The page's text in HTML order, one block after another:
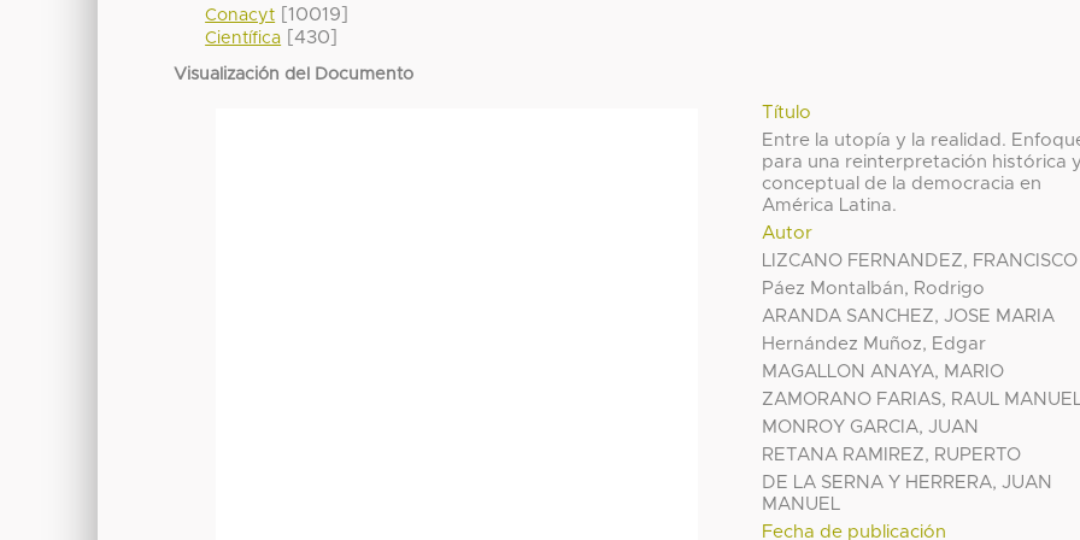
Conacyt [10019]
Científica [430]
Visualización del Documento
Título
Entre la utopía y la realidad.
para una reinterpretación histórica y
conceptual de la democracia en
América Latina.
Autor
LIZCANO FERNANDEZ, FRANCISCO
Páez Montalbán, Rodrigo
ARANDA SANCHEZ, JOSE MARIA
Hernández Muñoz, Edgar
MAGALLON ANAYA, MARIO
ZAMORANO FARIAS, RAUL MANUEL
MONROY GARCIA, JUAN
RETANA RAMIREZ, RUPERTO
DE LA SERNA Y HERRERA, JUAN
MANUEL
Fecha de publicación